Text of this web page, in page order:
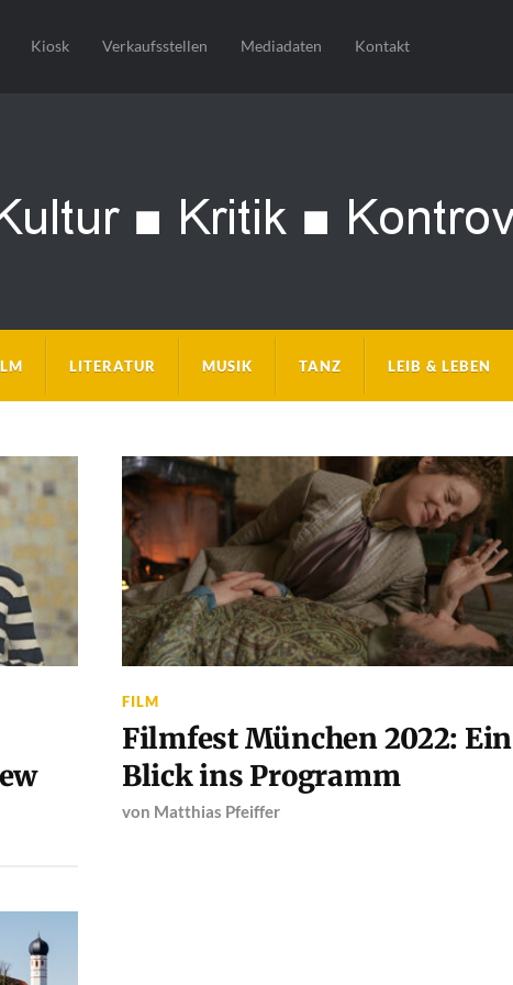
Kiosk Verkaufsstellen Mediadaten Kontakt
LITERATUR MUSIK TANZ LEIB & LEBEN
FILM
Filmfest München 2022: Ein
Blick ins Programm
von Matthias Pfeiffer